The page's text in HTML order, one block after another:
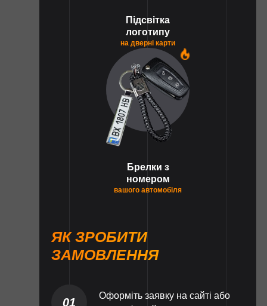
Підсвітка
логотипу
на дверні карти
Брелки з
номером
вашого автомобіля
ЯК ЗРОБИТИ
ЗАМОВЛЕННЯ
01
Оформіть заявку на сайті або